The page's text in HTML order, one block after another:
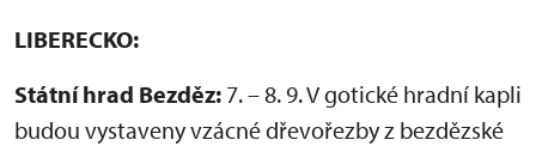
LIBERECKO:
Státní hrad Bezděz: 7. – 8. 9. V gotické hradní kapli
budou vystaveny vzácné dřevořezby z bezdězské